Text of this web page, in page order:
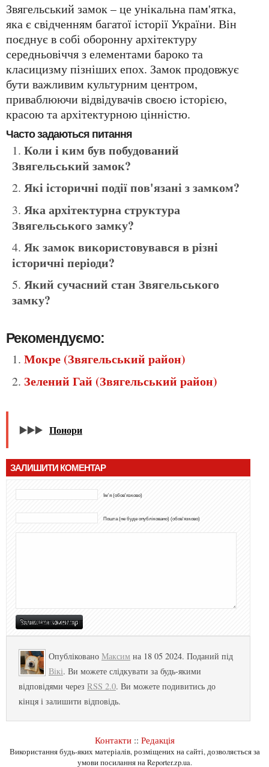
Звягельський замок – це унікальна пам'ятка,
яка є свідченням багатої історії України. Він
поєднує в собі оборонну архітектуру
середньовіччя з елементами бароко та
класицизму пізніших епох. Замок продовжує
бути важливим культурним центром,
приваблюючи відвідувачів своєю історією,
красою та архітектурною цінністю.
Часто задаються питання
Коли і ким був побудований
Звягельський замок?
Які історичні події пов'язані з замком?
Яка архітектурна структура
Звягельського замку?
Як замок використовувався в різні
історичні періоди?
Який сучасний стан Звягельського
замку?
Рекомендуємо:
Мокре (Звягельський район)
Зелений Гай (Звягельський район)
▶️▶️▶️ Понори
ЗАЛИШИТИ КОМЕНТАР
Ім'я (обов'язково)
Пошта (не буде опубліковано) (обов'язково)
Опубліковано Максим на 18 05 2024. Поданий під
Вікі. Ви можете слідкувати за будь-якими
відповідями через RSS 2.0. Ви можете подивитись до
кінця і залишити відповідь.
Контакти:: Редакція
Використання будь-яких матеріалів, розміщених на сайті, дозволяється за
умови посилання на Reporter.zp.ua.